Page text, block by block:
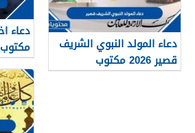
دعاء المولد النبوي الشريف
قصير 2026 مكتوب
مكتوب